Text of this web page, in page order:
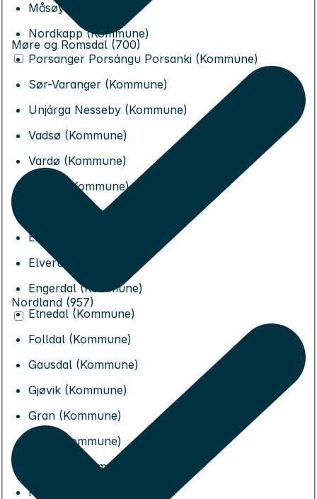
Måsøy (Kommune)
Nordkapp (Kommune)
Porsanger Porsángu Porsanki (Kommune)
Sør-Varanger (Kommune)
Unjárga Nesseby (Kommune)
Vadsø (Kommune)
Vardø (Kommune)
Alvdal (Kommune)
Dovre (Kommune)
Eidskog (Kommune)
Elverum (Kommune)
Engerdal (Kommune)
Etnedal (Kommune)
Folldal (Kommune)
Gausdal (Kommune)
Gjøvik (Kommune)
Gran (Kommune)
Grue (Kommune)
Hamar (Kommune)
Kongsvinger (Kommune)
Møre og Romsdal (700)
Nordland (957)